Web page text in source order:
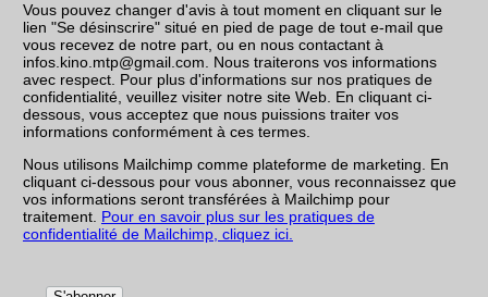
Vous pouvez changer d'avis à tout moment en cliquant sur le
lien "Se désinscrire" situé en pied de page de tout e-mail que
vous recevez de notre part, ou en nous contactant à
infos.kino.mtp@gmail.com. Nous traiterons vos informations
avec respect. Pour plus d'informations sur nos pratiques de
confidentialité, veuillez visiter notre site Web. En cliquant ci-
dessous, vous acceptez que nous puissions traiter vos
informations conformément à ces termes.
Nous utilisons Mailchimp comme plateforme de marketing. En
cliquant ci-dessous pour vous abonner, vous reconnaissez que
vos informations seront transférées à Mailchimp pour
traitement. Pour en savoir plus sur les pratiques de
confidentialité de Mailchimp, cliquez ici.